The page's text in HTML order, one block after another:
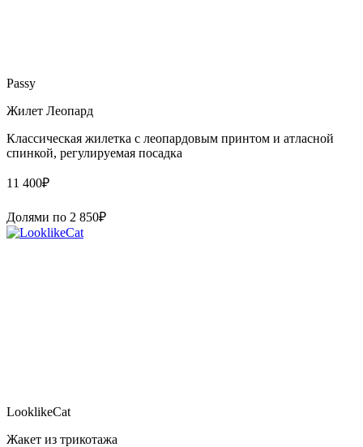
Passy
Жилет Леопард
Классическая жилетка с леопардовым принтом и атласной
спинкой, регулируемая посадка
11 400₽
Долями по 2 850₽
LooklikeCat
Жакет из трикотажа